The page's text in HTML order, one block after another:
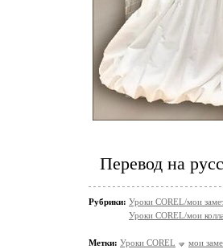
Перевод на
Рубрики: Уроки COREL/мои
Уроки COREL/мои
Метки: Уроки COREL мои